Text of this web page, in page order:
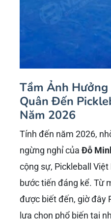
hướng dẫn luôn thu
từ trẻ em đến người
Xây dựng và phát
nối những người
thành các câu lạc
cả nước. Anh tạo ra
thiện, khuyến khích
luyện, chia sẻ kinh
Quảng bá
truyền thông:
Nhận
của truyền thông,